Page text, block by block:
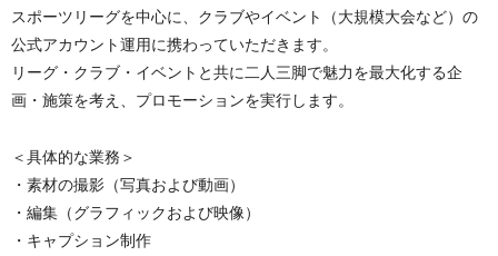
スポーツリーグを中心に、クラブやイベント（大規模大会など）の
公式アカウント運用に携わっていただきます。
リーグ・クラブ・イベントと共に二人三脚で魅力を最大化する企
画・施策を考え、プロモーションを実行します。
＜具体的な業務＞
・素材の撮影（写真および動画）
・編集（グラフィックおよび映像）
・キャプション制作